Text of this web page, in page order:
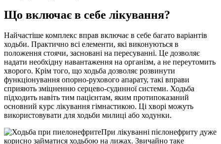
Що включає в себе лікування?
Найчастіше комплекс вправ включає в себе багато варіантів
ходьби. Практично всі елементи, які виконуються в
положення стоячи, засновані на пересуванні. Це дозволяє
надати необхідну навантаження на організм, а не переутомить
хворого. Крім того, що ходьба дозволяє розвинути
функціонування опорно-рухового апарату, такі вправи
сприяють зміцненню серцево-судинної системи. Ходьба
підходить навіть тим пацієнтам, яким протипоказаний
основний курс лікування гімнастикою. Ці хворі можуть
використовувати для ходьби милиці або ходунки.
При лікуванні пієлонефриту дуже
корисно займатися ходьбою на лижах. Звичайно таке